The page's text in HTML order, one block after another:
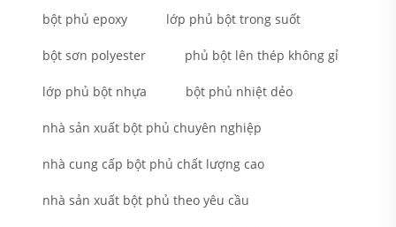
bột phủ epoxy lớp phủ bột trong suốt
bột sơn polyester phủ bột lên thép không gỉ
lớp phủ bột nhựa bột phủ nhiệt dẻo
nhà sản xuất bột phủ chuyên nghiệp
nhà cung cấp bột phủ chất lượng cao
nhà sản xuất bột phủ theo yêu cầu